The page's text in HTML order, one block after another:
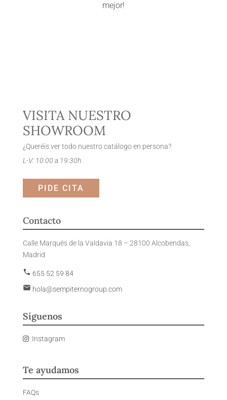
mejor!
VISITA NUESTRO
SHOWROOM
¿Queréis ver todo nuestro catálogo en persona?
L-V: 10:00 a 19:30h
PIDE CITA
Contacto
Calle Marqués de la Valdavia 18 – 28100 Alcobendas,
Madrid
phone 655 52 59 84
email hola@sempiternogroup.com
Síguenos
Instagram
Te ayudamos
FAQs